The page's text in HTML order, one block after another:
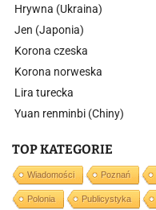
Hrywna (Ukraina)
Jen (Japonia)
Korona czeska
Korona norweska
Lira turecka
Yuan renminbi (Chiny)
TOP KATEGORIE
Wiadomości Poznań
Polonia Publicystyka